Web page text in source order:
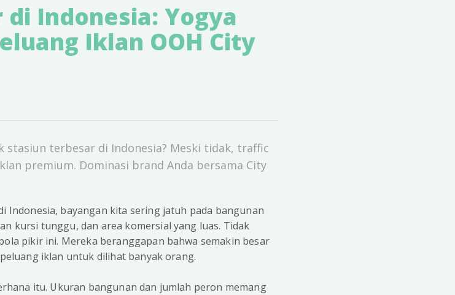
Indonesia: Yogya
Iklan OOH City
stasiun terbesar di Indonesia? Meski tidak, traffic
premium. Dominasi brand Anda bersama City
Indonesia, bayangan kita sering jatuh pada bangunan
kursi tunggu, dan area komersial yang luas. Tidak
pikir ini. Mereka beranggapan bahwa semakin besar
iklan untuk dilihat banyak orang.
itu. Ukuran bangunan dan jumlah peron memang